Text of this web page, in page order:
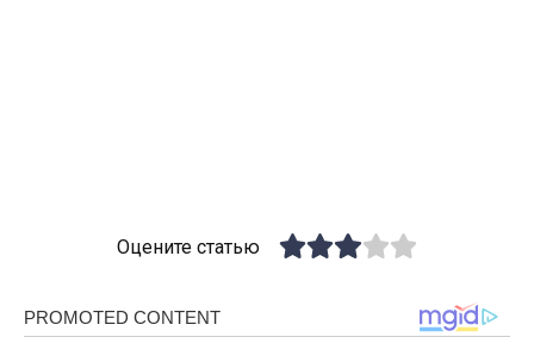
Оцените статью